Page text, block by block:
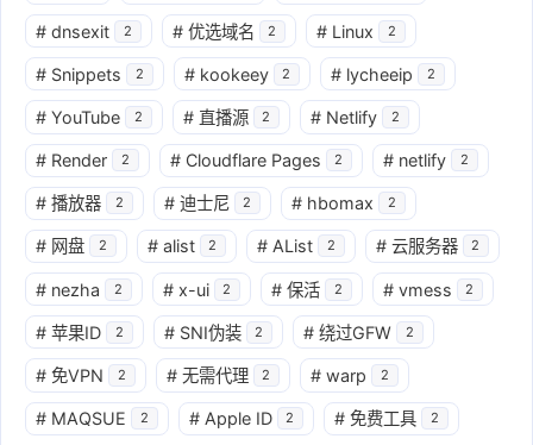
# dnsexit 2 # 优选域名 2 # Linux 2
# Snippets 2 # kookeey 2 # lycheeip 2
# YouTube 2 # 直播源 2 # Netlify 2
# Render 2 # Cloudflare Pages 2 # netlify 2
# 播放器 2 # 迪士尼 2 # hbomax 2
# 网盘 2 # alist 2 # AList 2 # 云服务器 2
# nezha 2 # x-ui 2 # 保活 2 # vmess 2
# 苹果ID 2 # SNI伪装 2 # 绕过GFW 2
# 免VPN 2 # 无需代理 2 # warp 2
# MAQSUE 2 # Apple ID 2 # 免费工具 2